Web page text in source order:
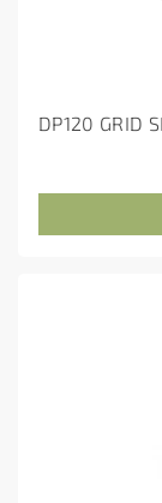
DP120 GRID